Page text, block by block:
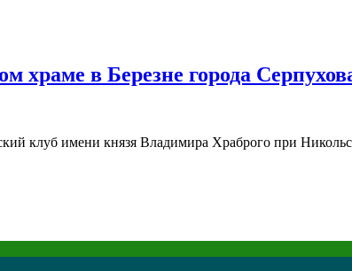
храме в Березне города
клуб имени князя Владимира Храброго при